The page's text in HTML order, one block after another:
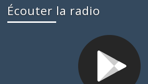
Écouter la radio